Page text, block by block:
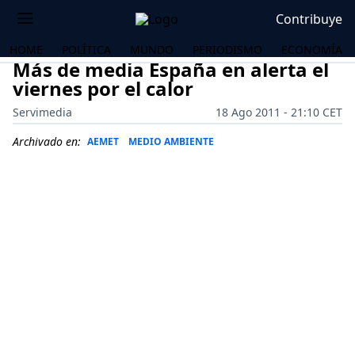
Contribuye
HOME POLÍTICA MUNDO PERIODISMO ECONOMÍA
Más de media España en alerta el
viernes por el calor
Servimedia
18 Ago 2011 - 21:10 CET
Archivado en: AEMET MEDIO AMBIENTE